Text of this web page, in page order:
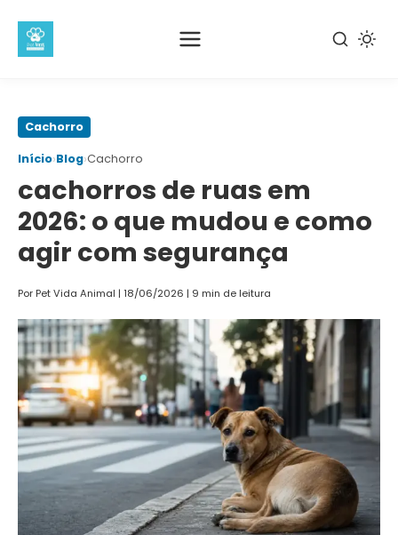
Pular
conteúdo
principal
Cachorro
Início›Blog›Cachorro
cachorros de ruas em
2026: o que mudou e como
agir com segurança
Por Pet Vida Animal | 18/06/2026 | 9 min de leitura